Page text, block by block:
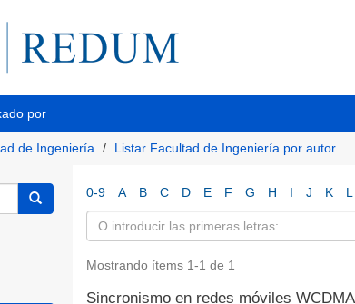
por
de Ingeniería Listar Facultad de Ingeniería por autor
0-9 A B C D E F G H I J K L
Mostrando ítems 1-1 de 1
Sincronismo en redes móviles WCDMA